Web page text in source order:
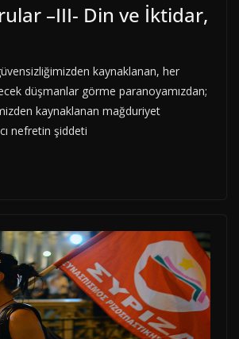
–III- Din ve İktidar,
kaynaklanan, her
düşmanlar görme paranoyamızdan;
kaynaklanan mağduriyet
nefretin şiddeti